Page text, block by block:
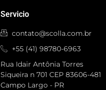
Servicio
contato@scolla.com.br
+55 (41) 98780-6963
Rua Idair Antônia Torres
Siqueira n 701 CEP 83606-481
Campo Largo - PR